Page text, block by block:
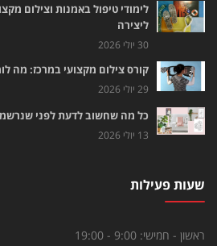
לימודי טיפול באמנות וצילום
ליצירה
30 יולי 2026
קורס צילום מקצועי במרכז: מה
29 יולי 2026
כל מה שחשוב לדעת לפני
13 יולי 2026
שעות פעילות
ראשון - חמישי: 9:00 - 19:00